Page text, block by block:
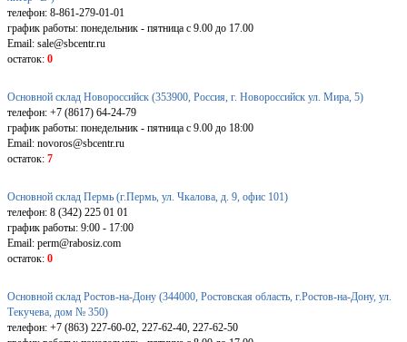
телефон: 8-861-279-01-01
график работы: понедельник - пятница с 9.00 до 17.00
Email: sale@sbcentr.ru
остаток: 0
Основной склад Новороссийск (353900, Россия, г. Новороссийск ул. Мира, 5)
телефон: +7 (8617) 64-24-79
график работы: понедельник - пятница с 9.00 до 18:00
Email: novoros@sbcentr.ru
остаток: 7
Основной склад Пермь (г.Пермь, ул. Чкалова, д. 9, офис 101)
телефон: 8 (342) 225 01 01
график работы: 9:00 - 17:00
Email: perm@rabosiz.com
остаток: 0
Основной склад Ростов-на-Дону (344000, Ростовская область, г.Ростов-на-Дону, ул.
Текучева, дом № 350)
телефон: +7 (863) 227-60-02, 227-62-40, 227-62-50